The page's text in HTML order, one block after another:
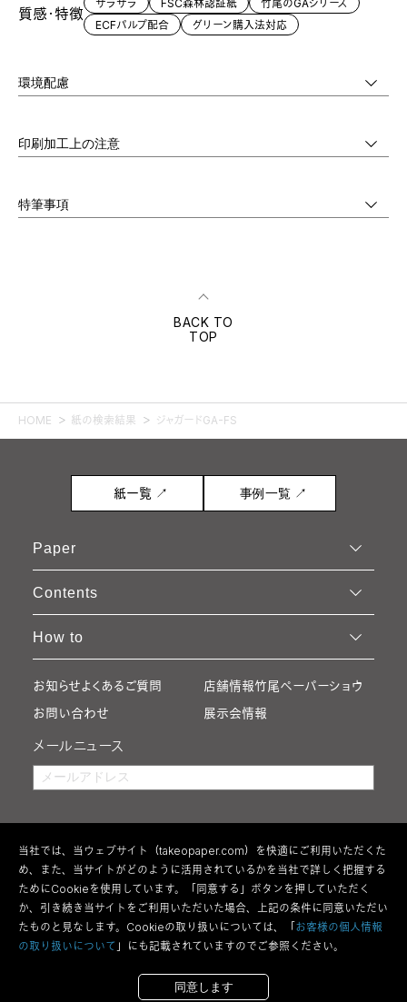
全紙を購入する 断裁して購入する
質感・特徴
ザラザラ FSC森林認証紙
竹尾のGAシリーズ
ECFパルプ配合
グリーン購入法対応
環境配慮
印刷加工上の注意
特筆事項
BACK TO
TOP
HOME 紙の検索結果 ジャガードGA-FS
紙一覧 ↗ 事例一覧 ↗
Paper
Contents
How to
お知らせよくあるご質問
お問い合わせ
店舗情報竹尾ペーパーショウ
展示会情報
メールニュース
Copyright 2026 Takeo Co.,Ltd All Rights Reserved.
当社では、当ウェブサイト（takeopaper.com）を快適にご利用いただくた
め、また、当サイトがどのように活用されているかを当社で詳しく把握する
ためにCookieを使用しています。「同意する」ボタンを押していただく
か、引き続き当サイトをご利用いただいた場合、上記の条件に同意いただい
たものと見なします。Cookieの取り扱いについては、「 お客様の個人情報
の取り扱いについて 」にも記載されていますのでご参照ください。
同意します